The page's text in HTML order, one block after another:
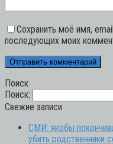
Сохранить моё имя,
последующих моих
Поиск
Поиск:
Свежие записи
СМИ: якобы
убить родственники